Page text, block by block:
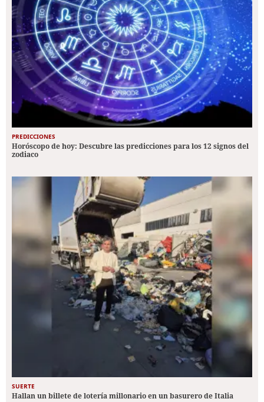
PREDICCIONES
Horóscopo de hoy: Descubre las predicciones para los 12 signos del
zodiaco
SUERTE
Hallan un billete de lotería millonario en un basurero de Italia